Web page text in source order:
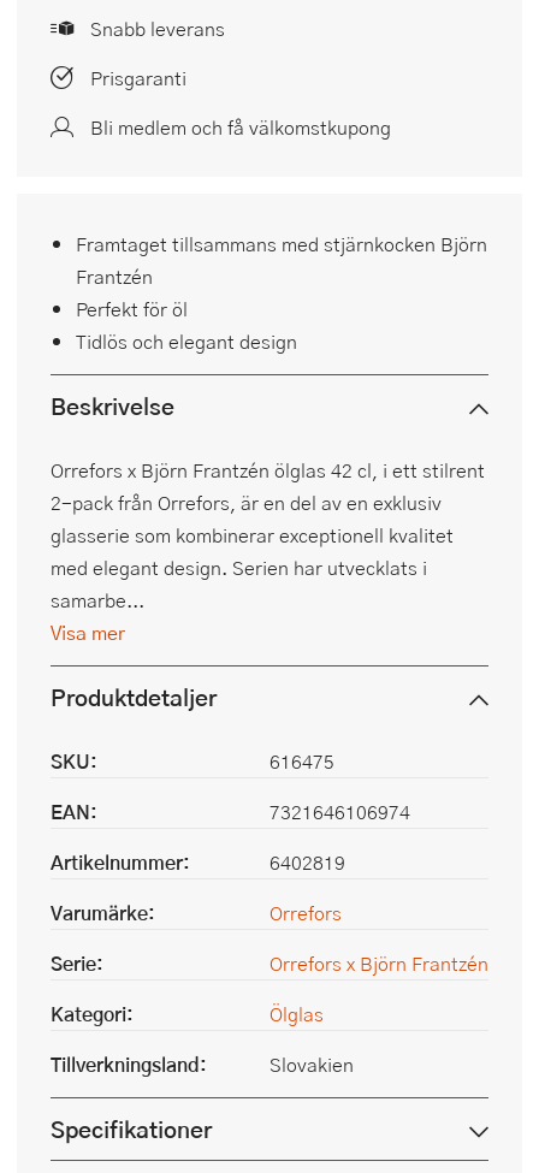
Snabb leverans
Prisgaranti
Bli medlem och få välkomstkupong
Framtaget tillsammans med stjärnkocken Björn
Frantzén
Perfekt för öl
Tidlös och elegant design
Beskrivelse
Orrefors x Björn Frantzén ölglas 42 cl, i ett stilrent
2-pack från Orrefors, är en del av en exklusiv
glasserie som kombinerar exceptionell kvalitet
med elegant design. Serien har utvecklats i
samarbe...
Visa mer
Produktdetaljer
SKU:
616475
EAN:
7321646106974
Artikelnummer:
6402819
Varumärke:
Orrefors
Serie:
Orrefors x Björn Frantzén
Kategori:
Ölglas
Tillverkningsland:
Slovakien
Specifikationer